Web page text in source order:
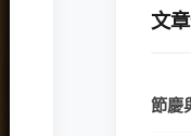
文
節慶